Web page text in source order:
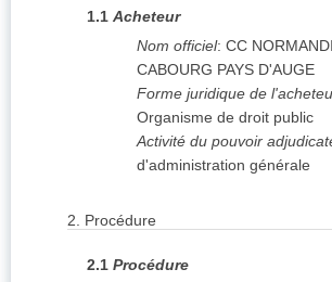
1.1 Acheteur
Nom officiel: CC
CABOURG PAYS D'AUGE
Forme juridique de
Organisme de droit public
Activité du pouvoir
d'administration générale
2. Procédure
2.1 Procédure